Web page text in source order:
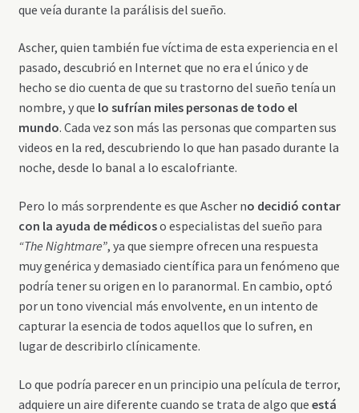
que veía durante la parálisis del sueño.
Ascher, quien también fue víctima de esta experiencia en el
pasado, descubrió en Internet que no era el único y de
hecho se dio cuenta de que su trastorno del sueño tenía un
nombre, y que lo sufrían miles personas de todo el
mundo. Cada vez son más las personas que comparten sus
videos en la red, descubriendo lo que han pasado durante la
noche, desde lo banal a lo escalofriante.
Pero lo más sorprendente es que Ascher no decidió contar
con la ayuda de médicoso especialistas del sueño para
“The Nightmare”, ya que siempre ofrecen una respuesta
muy genérica y demasiado científica para un fenómeno que
podría tener su origen en lo paranormal. En cambio, optó
por un tono vivencial más envolvente, en un intento de
capturar la esencia de todos aquellos que lo sufren, en
lugar de describirlo clínicamente.
Lo que podría parecer en un principio una película de terror,
adquiere un aire diferente cuando se trata de algo que está